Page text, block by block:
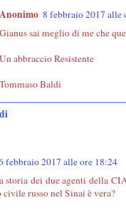
Anonimo 8 febbraio 2017 alle
Gianus sai meglio di me che
Un abbraccio Resistente
Tommaso Baldi
febbraio 2017 alle ore 18:24
storia dei due agenti della
civile russo nel Sinai è vera?